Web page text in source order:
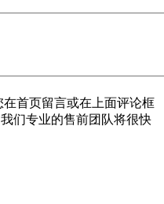
首页留言或在上面评论框
们专业的售前团队将很快